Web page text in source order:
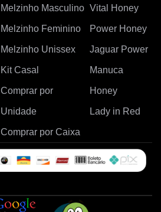
Melzinho Masculino
Melzinho Feminino
Melzinho Unissex
Kit Casal
Comprar por
Unidade
Comprar por Caixa
Vital Honey
Power Honey
Jaguar Power
Manuca
Honey
Lady in Red